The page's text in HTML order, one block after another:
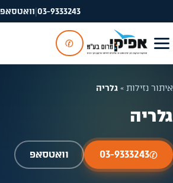
03-9333243
|וואטסאפ
✆
איתור נזילות » גלריה
גלריה
✆
03-9333243 וואטסאפ